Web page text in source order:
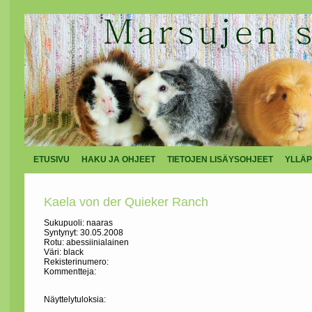
ETUSIVU HAKU JA OHJEET TIETOJEN LISÄYSOHJEET
Kaela von der Quieker Ranch
Sukupuoli: naaras
Syntynyt: 30.05.2008
Rotu: abessiinialainen
Väri: black
Rekisterinumero:
Kommentteja:
Näyttelytuloksia: